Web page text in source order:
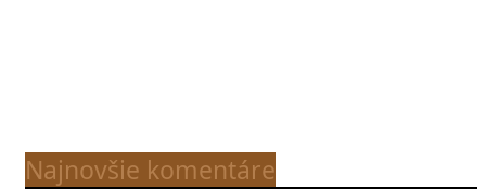
Najnovšie komentáre